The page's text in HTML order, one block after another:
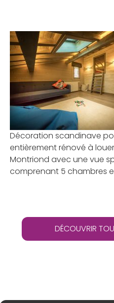
Décoration scandinave
entièrement rénové à
Montriond avec une vue
comprenant 5 chambres
DÉCOUVRIR